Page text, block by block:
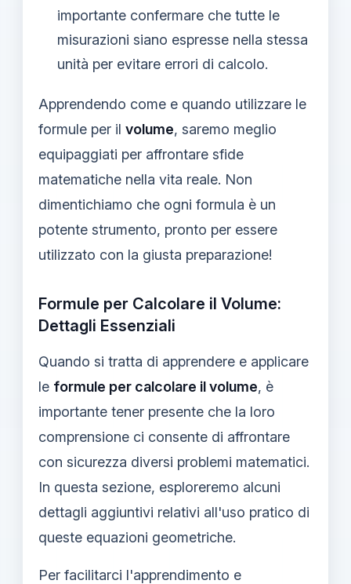
importante confermare che tutte le
misurazioni siano espresse nella stessa
unità per evitare errori di calcolo.
Apprendendo come e quando utilizzare le
formule per il volume, saremo meglio
equipaggiati per affrontare sfide
matematiche nella vita reale. Non
dimentichiamo che ogni formula è un
potente strumento, pronto per essere
utilizzato con la giusta preparazione!
Formule per Calcolare il Volume:
Dettagli Essenziali
Quando si tratta di apprendere e applicare
le formule per calcolare il volume, è
importante tener presente che la loro
comprensione ci consente di affrontare
con sicurezza diversi problemi matematici.
In questa sezione, esploreremo alcuni
dettagli aggiuntivi relativi all'uso pratico di
queste equazioni geometriche.
Per facilitarci l'apprendimento e